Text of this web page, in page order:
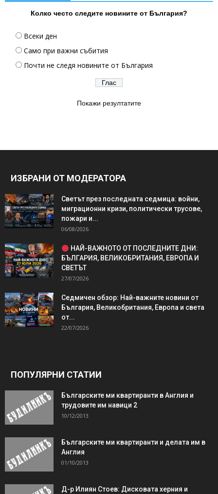
Колко често следите новините от България?
Всеки ден
Само при важни събития
Почти не следя новините от България
Покажи резултатите
ИЗБРАНИ ОТ МОДЕРАТОРА
Светът през последната седмица: войни,
миграционни кризи, политически трусове,
пожари и...
06/08/2026
НАЙ-ВАЖНОТО ОТ ПОСЛЕДНИТЕ ДНИ:
БЪЛГАРИЯ, ВЕЛИКОБРИТАНИЯ, ЕВРОПА И
СВЕТЪТ
27/07/2026
Седмичен обзор: Най-важните новини от
България, Великобритания, Европа и света
от...
22/07/2026
ПОПУЛЯРНИ СТАТИИ
Българските ми квартиранти в Англия и
трудовите им навици 2
10/12/2013
Българските ми квартиранти и делата им в
Англия
01/10/2013
Д-р Илиян Стоев: Дисковата херния и